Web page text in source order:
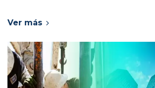
Ver más